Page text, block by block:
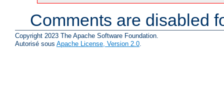
Comments are disabled
Copyright 2023 The Apache Software Foundation.
Autorisé sous Apache License, Version 2.0